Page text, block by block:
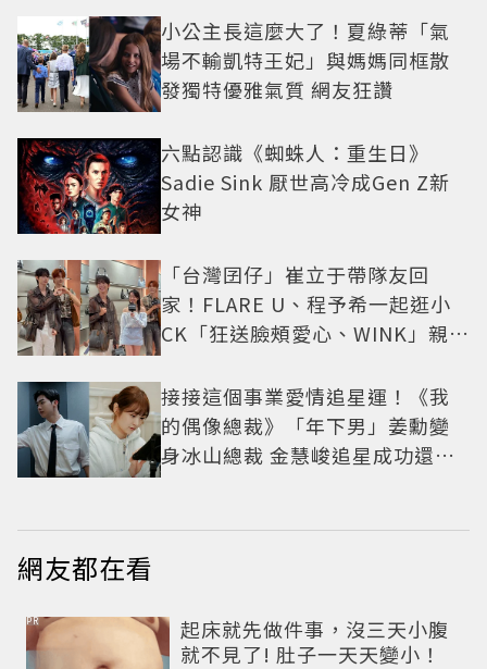
小公主長這麼大了！夏綠蒂「氣
場不輸凱特王妃」與媽媽同框散
發獨特優雅氣質 網友狂讚
六點認識《蜘蛛人：重生日》
Sadie Sink 厭世高冷成Gen Z新
女神
「台灣囝仔」崔立于帶隊友回
家！FLARE U、程予希一起逛小
CK「狂送臉頰愛心、WINK」親曝
接接這個事業愛情追星運！《我
的偶像總裁》「年下男」姜勳變
身冰山總裁 金慧峻追星成功還偶
網友都在看
起床就先做件事，沒三天小腹
就不見了! 肚子一天天變小！
PR